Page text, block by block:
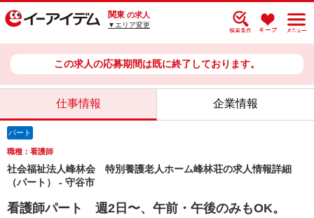
関東 の求人
▼エリア変更
この求人の応募期間は既に終了しております。
仕事情報 企業情報
パート
職種：看護師
社会福祉法人峰林会 特別養護老人ホーム峰林荘の求人情報詳細
（パート） - 守谷市
看護師パート 週2日〜、午前・午後のみもOK。